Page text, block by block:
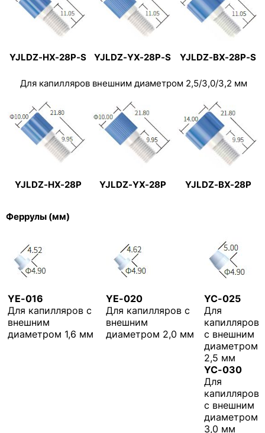
YJLDZ-HX-28P-S YJLDZ-YX-28P-S YJLDZ-BX-28P-S
Для капилляров внешним диаметром 2,5/3,0/3,2 мм
YJLDZ-HX-28P YJLDZ-YX-28P YJLDZ-BX-28P
Феррулы (мм)
YE-016
Для капилляров с
внешним
диаметром 1,6 мм
YE-020
Для капилляров с
внешним
диаметром 2,0 мм
YC-025
Для
капилляров
с внешним
диаметром
2,5 мм
YC-030
Для
капилляров
с внешним
диаметром
3,0 мм